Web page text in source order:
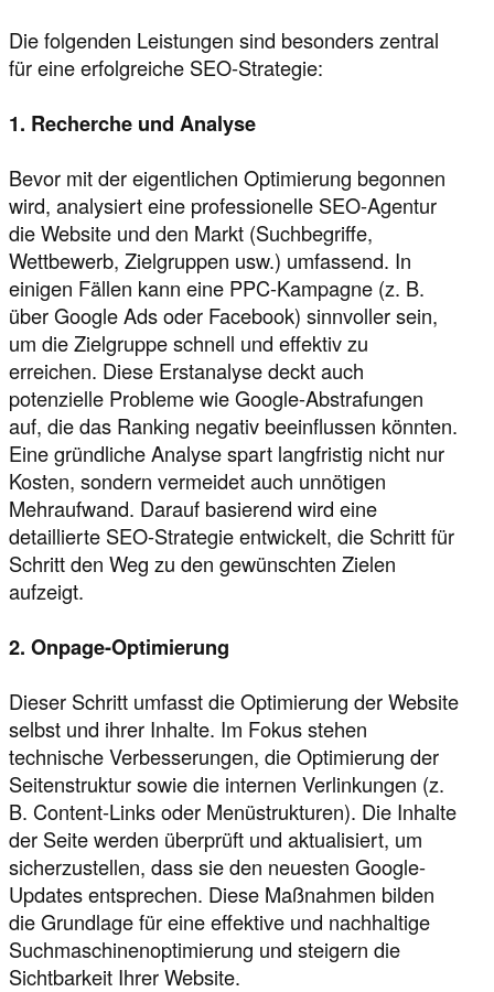
Die folgenden Leistungen sind besonders zentral
für eine erfolgreiche SEO-Strategie:
1. Recherche und Analyse
Bevor mit der eigentlichen Optimierung begonnen
wird, analysiert eine professionelle SEO-Agentur
die Website und den Markt (Suchbegriffe,
Wettbewerb, Zielgruppen usw.) umfassend. In
einigen Fällen kann eine PPC-Kampagne (z. B.
über Google Ads oder Facebook) sinnvoller sein,
um die Zielgruppe schnell und effektiv zu
erreichen. Diese Erstanalyse deckt auch
potenzielle Probleme wie Google-Abstrafungen
auf, die das Ranking negativ beeinflussen könnten.
Eine gründliche Analyse spart langfristig nicht nur
Kosten, sondern vermeidet auch unnötigen
Mehraufwand. Darauf basierend wird eine
detaillierte SEO-Strategie entwickelt, die Schritt für
Schritt den Weg zu den gewünschten Zielen
aufzeigt.
2. Onpage-Optimierung
Dieser Schritt umfasst die Optimierung der Website
selbst und ihrer Inhalte. Im Fokus stehen
technische Verbesserungen, die Optimierung der
Seitenstruktur sowie die internen Verlinkungen (z.
B. Content-Links oder Menüstrukturen). Die Inhalte
der Seite werden überprüft und aktualisiert, um
sicherzustellen, dass sie den neuesten Google-
Updates entsprechen. Diese Maßnahmen bilden
die Grundlage für eine effektive und nachhaltige
Suchmaschinenoptimierung und steigern die
Sichtbarkeit Ihrer Website.